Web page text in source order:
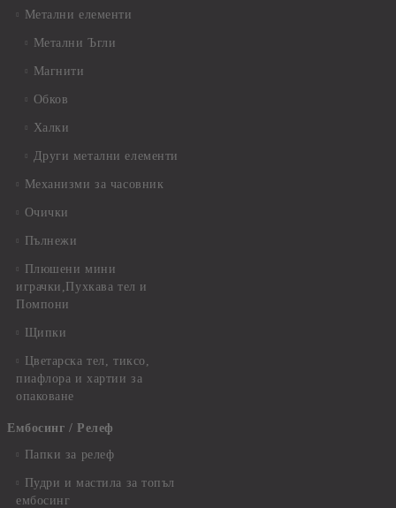
Метални елементи
Метални Ъгли
Магнити
Обков
Халки
Други метални елементи
Механизми за часовник
Очички
Пълнежи
Плюшени мини
играчки,Пухкава тел и
Помпони
Щипки
Цветарска тел, тиксо,
пиафлора и хартии за
опаковане
Ембосинг / Релеф
Папки за релеф
Пудри и мастила за топъл
ембосинг